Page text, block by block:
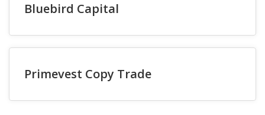
Bluebird Capital
Primevest Copy Trade